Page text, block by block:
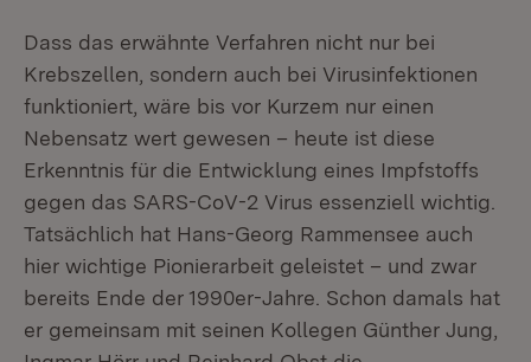
Dass das erwähnte Verfahren nicht nur bei
Krebszellen, sondern auch bei Virusinfektionen
funktioniert, wäre bis vor Kurzem nur einen
Nebensatz wert gewesen – heute ist diese
Erkenntnis für die Entwicklung eines Impfstoffs
gegen das SARS-CoV-2 Virus essenziell wichtig.
Tatsächlich hat Hans-Georg Rammensee auch
hier wichtige Pionierarbeit geleistet – und zwar
bereits Ende der 1990er-Jahre. Schon damals hat
er gemeinsam mit seinen Kollegen Günther Jung,